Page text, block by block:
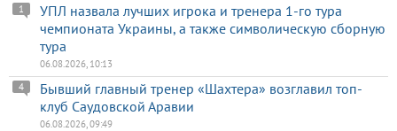
УПЛ назвала лучших игрока и тренера 1-го тура
чемпионата Украины, а также символическую сборную
тура
1
06.08.2026, 10:13
Бывший главный тренер «Шахтера» возглавил топ-
клуб Саудовской Аравии
4
06.08.2026, 09:49